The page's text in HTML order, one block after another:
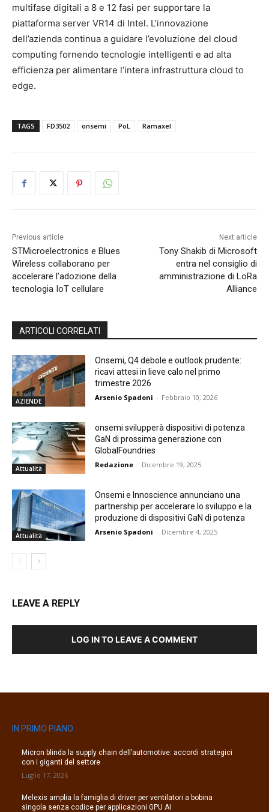
multifase digitali a 8 e 12 fasi per supportare la
piattaforma server VR14 di Intel. L’innovazione
dell’azienda continua a guidare l’evoluzione del cloud
computing fornendo tecnologie intelligenti e ad alta
efficienza per alimentare l’intera infrastruttura cloud to
edge.
TAGS FD3502 onsemi PoL Ramaxel
Previous article
STMicroelectronics e Blues
Wireless collaborano per
accelerare l’adozione della
tecnologia IoT cellulare
Next article
Tony Shakib di Microsoft
entra nel consiglio di
amministrazione di LoRa
Alliance
ARTICOLI CORRELATI
AZIENDE
Onsemi, Q4 debole e outlook prudente:
ricavi attesi in lieve calo nel primo
trimestre 2026
Arsenio Spadoni - Febbraio 10, 2026
Attualità
onsemi svilupperà dispositivi di potenza
GaN di prossima generazione con
GlobalFoundries
Redazione - Dicembre 19, 2025
Attualità
Onsemi e Innoscience annunciano una
partnership per accelerare lo sviluppo e la
produzione di dispositivi GaN di potenza
Arsenio Spadoni - Dicembre 4, 2025
LEAVE A REPLY
LOG IN TO LEAVE A COMMENT
IN PRIMO PIANO
Micron blinda la supply chain dell’automotive: accordi strategici
con i giganti del settore
Luglio 17, 2026
Melexis amplia la famiglia di driver per ventilatori a bobina
singola senza codice per applicazioni GPU AI